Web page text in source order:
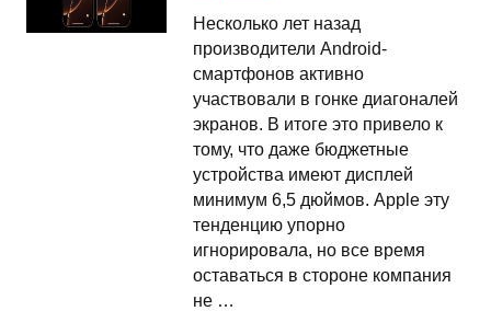
Несколько лет назад
производители Android-
смартфонов активно
участвовали в гонке диагоналей
экранов. В итоге это привело к
тому, что даже бюджетные
устройства имеют дисплей
минимум 6,5 дюймов. Apple эту
тенденцию упорно
игнорировала, но все время
оставаться в стороне компания
не …